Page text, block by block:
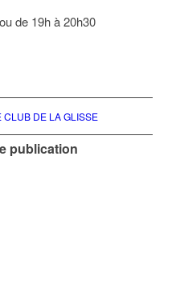
de 19h à 20h30
CLUB DE LA GLISSE
publication